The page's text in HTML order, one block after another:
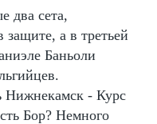
два сета,
а в третьей
Баньоли
Нижнекамск - Курс
Бор? Немного